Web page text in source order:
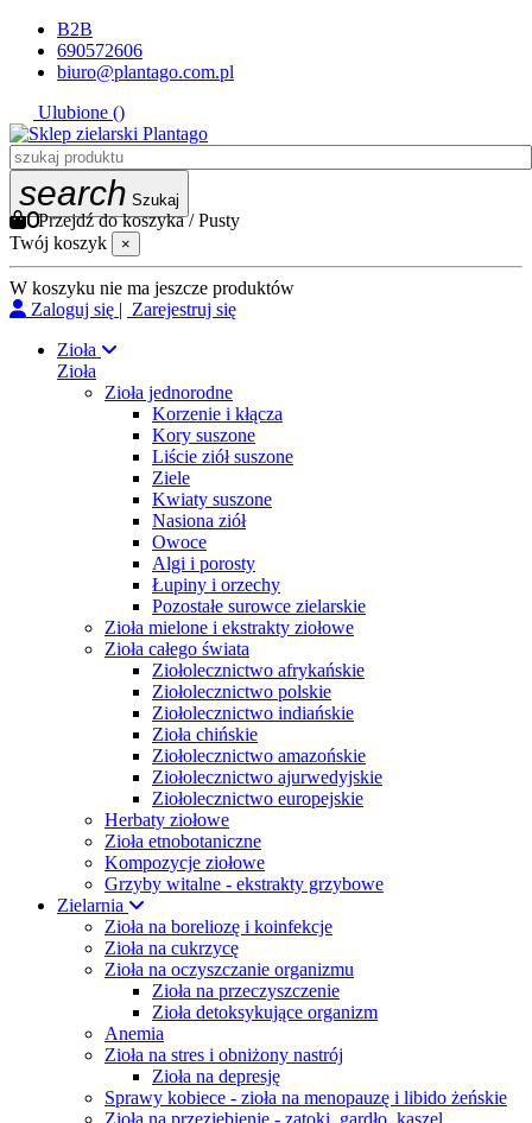
B2B
690572606
biuro@plantago.com.pl
Ulubione ()
search Szukaj
0Przejdź do koszyka /Pusty
Twój koszyk
×
W koszyku nie ma jeszcze produktów
Zaloguj się | Zarejestruj się
Zioła
Zioła
Zioła jednorodne
Korzenie i kłącza
Kory suszone
Liście ziół suszone
Ziele
Kwiaty suszone
Nasiona ziół
Owoce
Algi i porosty
Łupiny i orzechy
Pozostałe surowce zielarskie
Zioła mielone i ekstrakty ziołowe
Zioła całego świata
Ziołolecznictwo afrykańskie
Ziołolecznictwo polskie
Ziołolecznictwo indiańskie
Zioła chińskie
Ziołolecznictwo amazońskie
Ziołolecznictwo ajurwedyjskie
Ziołolecznictwo europejskie
Herbaty ziołowe
Zioła etnobotaniczne
Kompozycje ziołowe
Grzyby witalne - ekstrakty grzybowe
Zielarnia
Zioła na boreliozę i koinfekcje
Zioła na cukrzycę
Zioła na oczyszczanie organizmu
Zioła na przeczyszczenie
Zioła detoksykujące organizm
Anemia
Zioła na stres i obniżony nastrój
Zioła na depresję
Sprawy kobiece - zioła na menopauzę i libido żeńskie
Zioła na przeziębienie - zatoki, gardło, kaszel